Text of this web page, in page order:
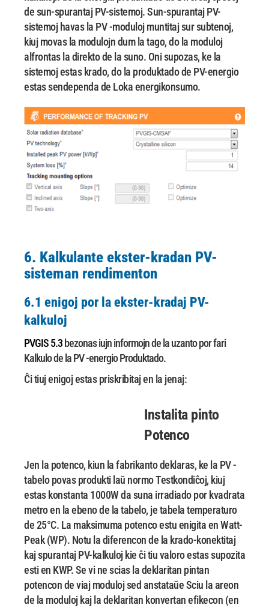
de sun-spurantaj PV-sistemoj. Sun-spurantaj PV-
sistemoj havas la PV -modulojmuntitaj sur subtenoj,
kiuj movas la modulojn dum la tago, do la moduloj
alfrontas la direktode la suno. Oni supozas, ke la
sistemoj estas krado, do la produktado de PV-energio
estas sendependa de Loka energikonsumo.
6. Kalkulante ekster-kradan PV-
sisteman rendimenton
6.1 enigoj por la ekster-kradaj PV-
kalkuloj
PVGIS 5.3bezonas iujn informojn de la uzanto por fari
Kalkulo de la PV -energio Produktado.
Ĉi tiuj enigoj estas priskribitaj en la jenaj:
Instalita pinto
Potenco
Jen la potenco, kiun la fabrikanto deklaras, ke la PV -
tabelo povas produkti laŭ normoTestkondiĉoj, kiuj
estas konstanta 1000W da suna irradiado por kvadrata
metro en la ebeno de la tabelo, je tabela temperaturo
de 25°C. La maksimuma potenco estu enigita en Watt-
Peak (WP). Notu la diferencon de la krado-konektitaj
kaj spurantaj PV-kalkuloj kie ĉi tiu valoro estassupozita
esti en KWP. Se vi ne scias la deklaritan pintan
potencon de viaj moduloj sed anstataŭeSciu la areon
de la moduloj kaj la deklaritan konvertan efikecon (en